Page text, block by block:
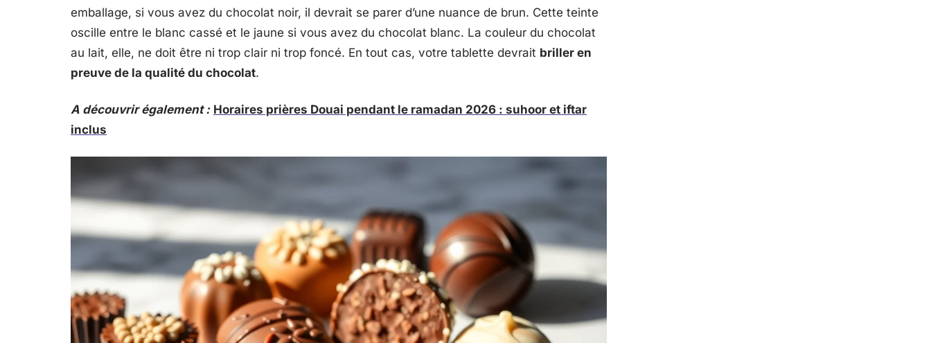
emballage, si vous avez du chocolat noir, il devrait se parer d’une nuance de brun. Cette teinte
oscille entre le blanc cassé et le jaune si vous avez du chocolat blanc. La couleur du chocolat
au lait, elle, ne doit être ni trop clair ni trop foncé. En tout cas, votre tablette devrait briller en
preuve de la qualité du chocolat.
A découvrir également : Horaires prières Douai pendant le ramadan 2026 : suhoor et iftar
inclus